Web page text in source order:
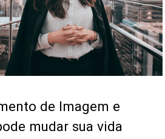
de Imagem e
mudar sua vida